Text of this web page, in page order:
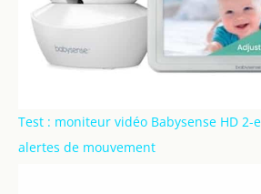
Test : moniteur vidéo Babysense HD 2-
alertes de mouvement